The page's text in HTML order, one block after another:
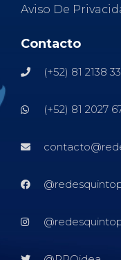
Aviso De
Contacto
(+52) 81 2138
(+52) 81 2027